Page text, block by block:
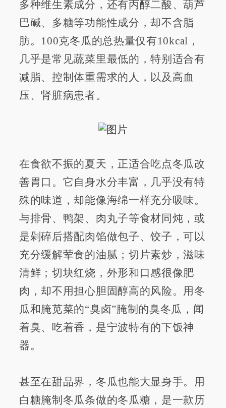
多种维生素成分，还有丙醇二酸、葫芦
巴碱、多糖等功能性成分，却不含脂
肪。100克冬瓜的总热量仅有10kcal，
几乎是常见蔬菜里最低的，特别适合有
减脂、控制体重需求的人，以及高血
压、肾脏病患者。
在食欲不振的夏天，正适合吃点冬瓜改
善胃口。它自身水分丰富，几乎没有特
殊的味道，却能像海绵一样充分吸味。
与排骨、鸭架、肉丸子等食材同炖，或
是剁碎后搭配肉馅做包子、饺子，可以
充分缓解荤食的油腻；切片素炒，滋味
清鲜；切块红烧，外形和口感很像肥
肉，却不用担心胆固醇高的风险。用冬
瓜和腌苋菜的“臭卤”腌制的臭冬瓜，闻
着臭、吃着香，是宁波特有的下饭神
器。
甚至在甜品界，冬瓜也能大显身手。用
白糖腌制冬瓜条做的冬瓜糖，是一款历